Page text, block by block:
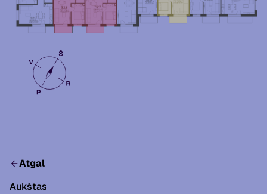
Atgal
Aukštas